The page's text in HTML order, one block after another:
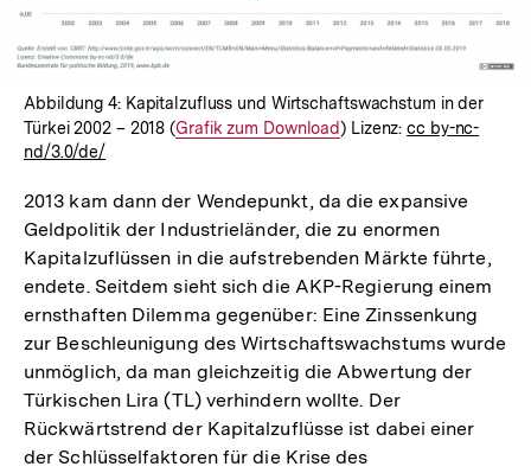
Abbildung 4: Kapitalzufluss und Wirtschaftswachstum in der
Türkei 2002 – 2018 (Interner
Grafik zum Download) Lizenz:cc by-nc-
nd/3.0/de/
2013 kam dann der Wendepunkt, da die expansive
Geldpolitik der Industrieländer, die zu enormen
Kapitalzuflüssen in die aufstrebenden Märkte führte,
endete. Seitdem sieht sich die AKP-Regierung einem
ernsthaften Dilemma gegenüber: Eine Zinssenkung
zur Beschleunigung des Wirtschaftswachstums wurde
unmöglich, da man gleichzeitig die Abwertung der
Türkischen Lira (TL) verhindern wollte. Der
Rückwärtstrend der Kapitalzuflüsse ist dabei einer
der Schlüsselfaktoren für die Krise des